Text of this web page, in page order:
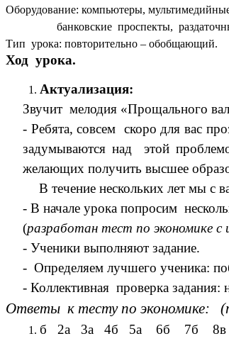
Оборудование: компьютеры,
банковские проспекты, раздаточный
Тип урока: повторительно – обобщающий.
Ход урока.
Актуализация:
Звучит мелодия «Прощального
- Ребята, совсем скоро для вас
задумываются над этой
желающих получить высшее
В течение нескольких лет мы с
- В начале урока попросим
(разработан тест по экономике
- Ученики выполняют задание.
- Определяем лучшего ученика:
- Коллективная проверка задания:
Ответы к тесту по экономике:
б 2а 3а 4б 5а 6б 7б 8в